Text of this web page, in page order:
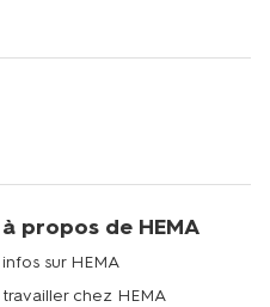
à propos de HEMA
infos sur HEMA
travailler chez HEMA